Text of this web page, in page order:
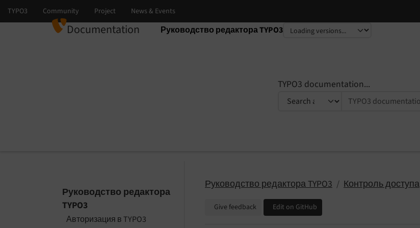
Documentation Руководство редактора TYPO3
Select language
Select version
TYPO3 documentation...
Руководство редактора
TYPO3
Авторизация в TYPO3
Руководство редактора TYPO3 Контроль доступа
Give feedback Edit on GitHub